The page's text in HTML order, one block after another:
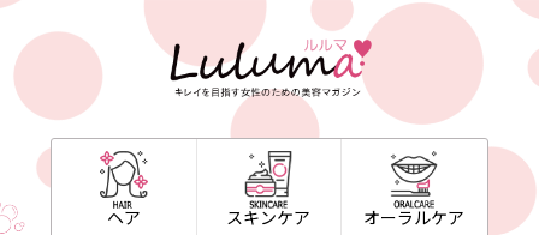
ヘア スキンケア オーラルケア